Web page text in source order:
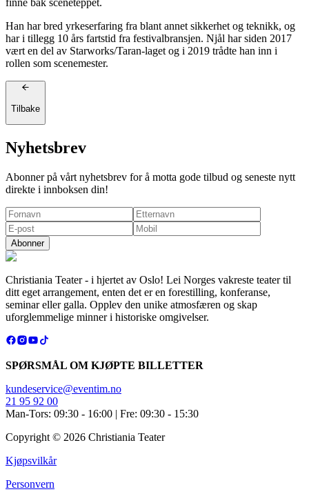
finne bak sceneteppet.
Han har bred yrkeserfaring fra blant annet sikkerhet og teknikk, og
har i tillegg 10 års fartstid fra festivalbransjen. Njål har siden 2017
vært en del av Starworks/Taran-laget og i 2019 trådte han inn i
rollen som scenemester.
Tilbake
Nyhetsbrev
Abonner på vårt nyhetsbrev for å motta gode tilbud og seneste nytt
direkte i innboksen din!
Abonner
Christiania Teater - i hjertet av Oslo! Lei Norges vakreste teater til
ditt eget arrangement, enten det er en forestilling, konferanse,
seminar eller galla. Opplev den unike atmosfæren og skap
uforglemmelige minner i historiske omgivelser.
SPØRSMÅL OM KJØPTE BILLETTER
kundeservice@eventim.no
21 95 92 00
Man-Tors: 09:30 - 16:00 | Fre: 09:30 - 15:30
Copyright © 2026 Christiania Teater
Kjøpsvilkår
Personvern